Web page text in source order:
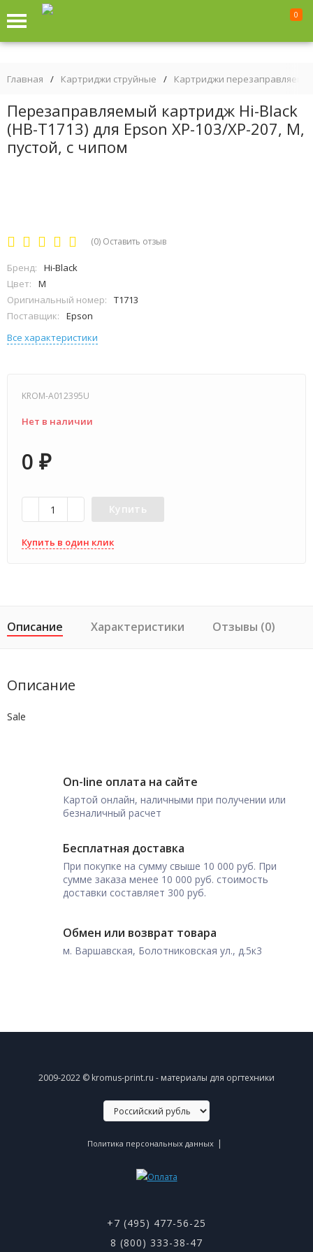
0
Главная / Картриджи струйные / Картриджи
Перезаправляемый картридж Hi-Black
(HB-T1713) для Epson XP-103/XP-207, M,
пустой, с чипом
(0) Оставить отзыв
Бренд:
Hi-Black
Цвет:
M
Оригинальный номер:
T1713
Поставщик:
Epson
Все характеристики
KROM-A012395U
Нет в наличии
0 ₽
Купить
Купить в один клик
Описание Характеристики Отзывы (0)
Описание
Sale
On-line оплата на сайте
Картой онлайн, наличными при получении или
безналичный расчет
Бесплатная доставка
При покупке на сумму свыше 10 000 руб. При
сумме заказа менее 10 000 руб. стоимость
доставки составляет 300 руб.
Обмен или возврат товара
м. Варшавская, Болотниковская ул., д.5к3
2009-2022 © kromus-print.ru - материалы для оргтехники
Политика персональных данных |
+7 (495) 477-56-25
8 (800) 333-38-47